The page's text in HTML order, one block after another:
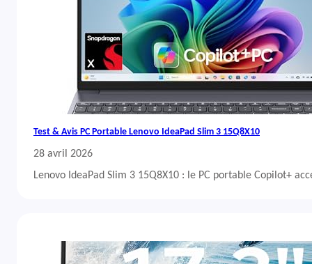
Test & Avis PC Portable Lenovo IdeaPad Slim 3 15Q8X10
28 avril 2026
Lenovo IdeaPad Slim 3 15Q8X10 : le PC portable Copilot+